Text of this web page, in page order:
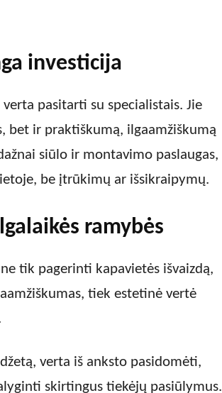
investicija
pasitarti su specialistais. Jie
bet ir praktiškumą, ilgaamžiškumą
siūlo ir montavimo paslaugas,
be įtrūkimų ar išsikraipymų.
ramybės
tik pagerinti kapavietės išvaizdą,
tiek estetinė vertė
verta iš anksto pasidomėti,
skirtingus tiekėjų pasiūlymus.